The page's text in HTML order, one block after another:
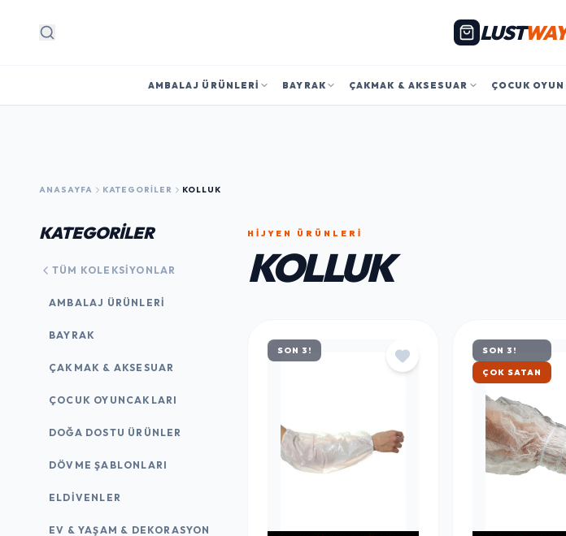
Arama LUST
AMBALAJ ÜRÜNLERI BAYRAK ÇAKMAK & AKSESUAR ÇOCUK
ANASAYFA KATEGORILER KOLLUK
KATEGORİLER
TÜM KOLEKSIYONLAR
AMBALAJ ÜRÜNLERI
BAYRAK
ÇAKMAK & AKSESUAR
ÇOCUK OYUNCAKLARI
DOĞA DOSTU ÜRÜNLER
DÖVME ŞABLONLARI
ELDIVENLER
EV & YAŞAM & DEKORASYON
HIJYEN ÜRÜNLERI
KOLLUK
SON 3! SON 3!
ÇOK SATAN